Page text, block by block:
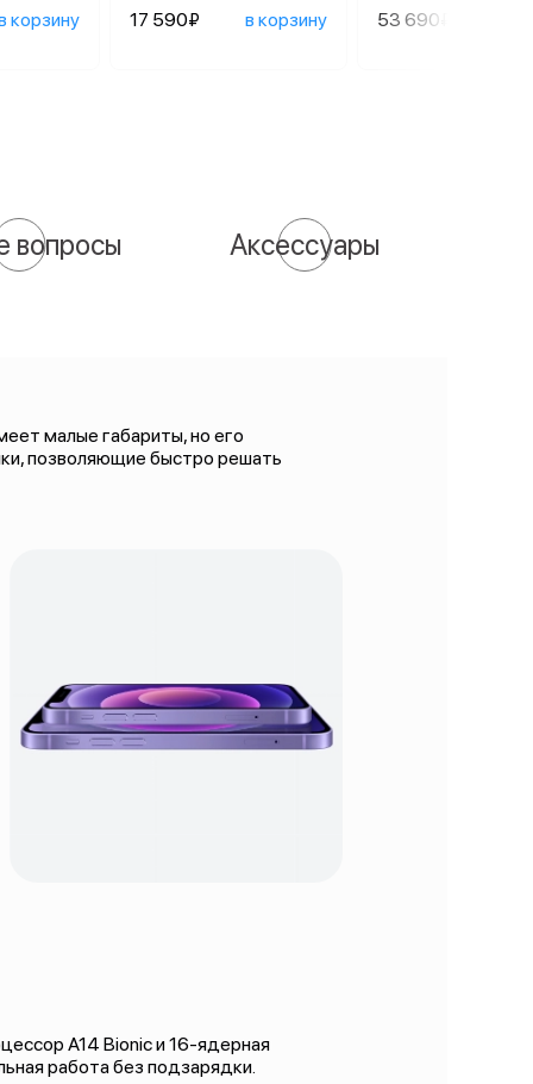
корзину 17 590₽ в корзину
53 690₽
вопросы Аксессуары
малые габариты, но его
позволяющие быстро решать
A14 Bionic и 16-ядерная
работа без подзарядки.